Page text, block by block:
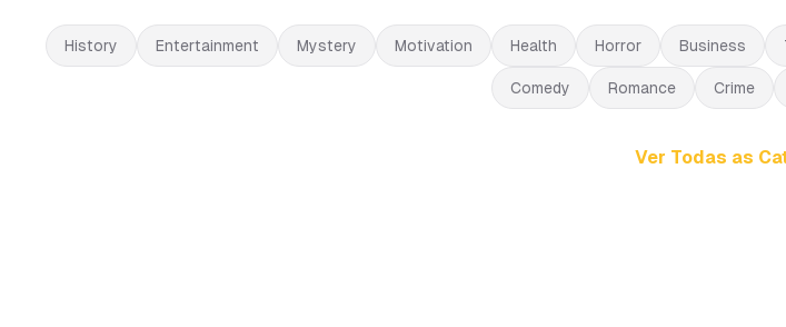
History Entertainment Mystery Motivation Health Horror Business
Comedy Romance Crime
Ver Todas as